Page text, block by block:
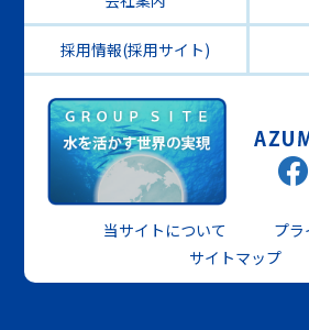
採用情報(採用サイト)
当サイトについて
プ
サイトマップ